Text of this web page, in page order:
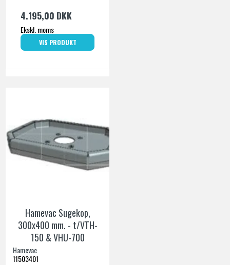
4.195,00 DKK
Ekskl. moms
VIS PRODUKT
Hamevac Sugekop,
300x400 mm. - t/VTH-
150 & VHU-700
Hamevac
11503401